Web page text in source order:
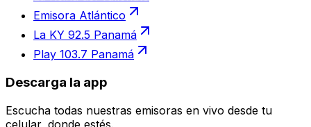
Emisora Atlántico
La KY 92.5 Panamá
Play 103.7 Panamá
Descarga la app
Escucha todas nuestras emisoras en vivo desde tu
celular, donde estés.